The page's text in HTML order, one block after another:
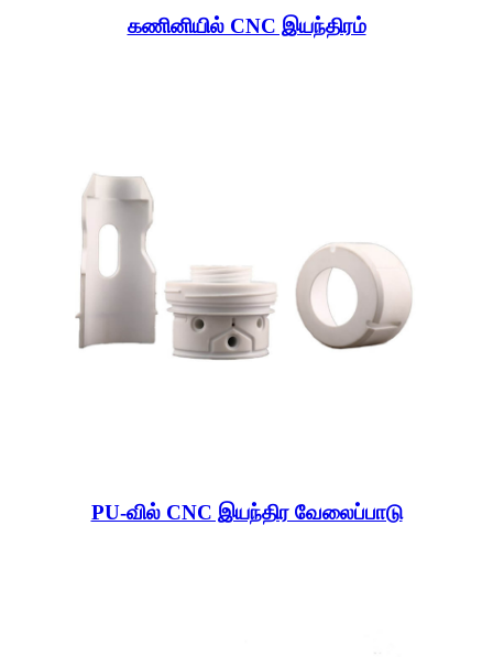
கணினியில் CNC இயந்திரம்
PU-வில் CNC இயந்திர வேலைப்பாடு